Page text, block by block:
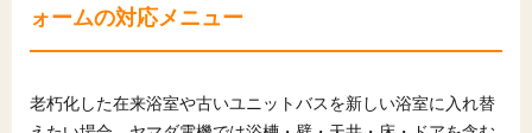
9.1 ヤマダ電機のお風呂リフォームと相性が良い人
考えたい人
ォームの対応メニュー
老朽化した在来浴室や古いユニットバスを新しい浴室に入れ替